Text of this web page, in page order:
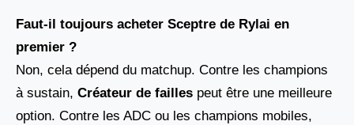
Faut-il toujours acheter Sceptre de Rylai en
premier ?
Non, cela dépend du matchup. Contre les champions
à sustain, Créateur de failles peut être une meilleure
option. Contre les ADC ou les champions mobiles,